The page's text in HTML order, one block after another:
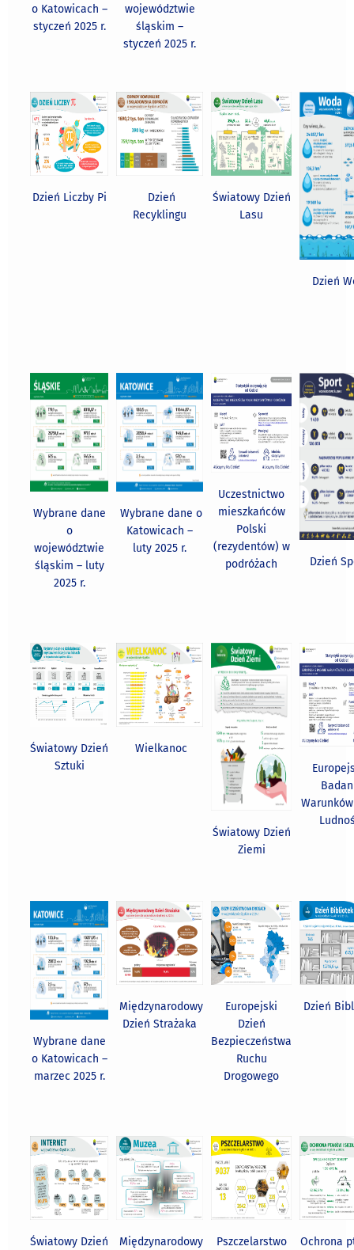
o Katowicach –
styczeń 2025 r.
województwie
śląskim –
styczeń 2025 r.
Dzień Liczby Pi
Dzień
Recyklingu
Światowy Dzień
Lasu
Dzień
Wybrane dane
o
województwie
śląskim – luty
2025 r.
Wybrane dane o
Katowicach –
luty 2025 r.
Uczestnictwo
mieszkańców
Polski
(rezydentów) w
podróżach
Dzień
Światowy Dzień
Sztuki
Wielkanoc
Światowy Dzień
Ziemi
Wybrane dane
o Katowicach –
marzec 2025 r.
Międzynarodowy
Dzień Strażaka
Europejski
Dzień
Bezpieczeństwa
Ruchu
Drogowego
Dzień
Światowy Dzień Międzynarodowy Pszczelarstwo Ochrona